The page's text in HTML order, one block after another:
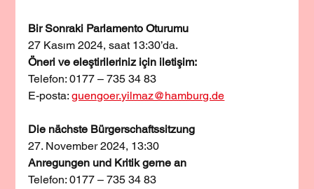
Bir Sonraki Parlamento Oturumu
27 Kasım 2024, saat 13:30’da.
Öneri ve eleştirileriniz için iletişim:
Telefon: 0177 – 735 34 83
E-posta: guengoer.yilmaz@hamburg.de
Die nächste Bürgerschaftssitzung
27. November 2024, 13:30
Anregungen und Kritik gerne an
Telefon: 0177 – 735 34 83